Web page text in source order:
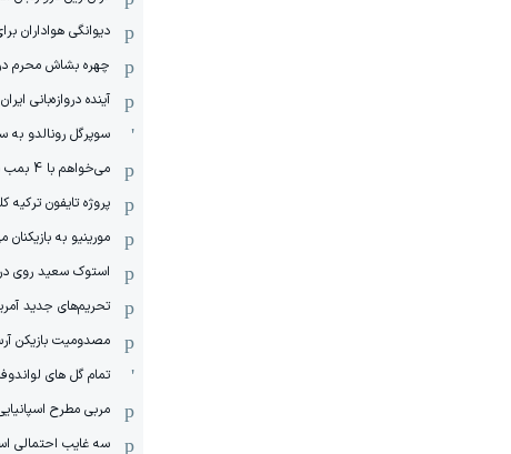
دیوانگی هواداران
چهره بشاش محرم در
آینده دروازه‌بانی
سوپرگل رونالدو به
می‌خواهم با 4 بمب مسی را منفجر کنم!
پروژه تایفون ترکیه
مورینیو به
استوک سعید روی
تحریم‌های جدید
مصدومیت بازیکن
تمام گل های
مربی مطرح
سه غایب احتمالی